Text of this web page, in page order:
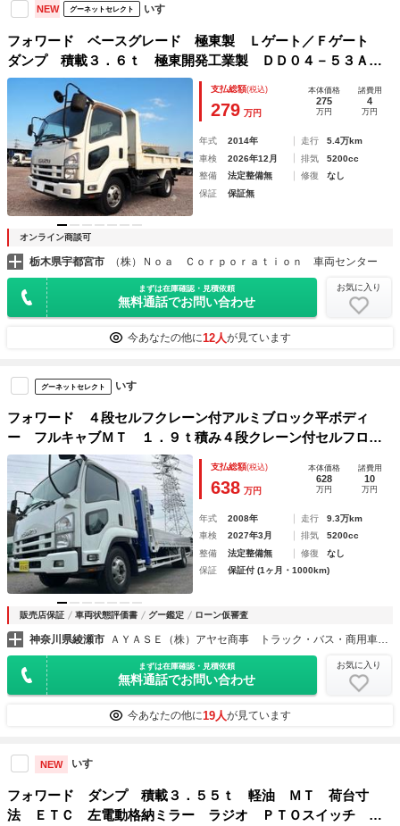
NEW グーネットセレクト いすゞ
フォワード ベースグレード 極東製 Ｌゲート／Ｆゲート
ダンプ 積載３．６ｔ 極東開発工業製 ＤＤ０４－５３Ａ
コボレーン付き ＥＴＣ スムーサー ターボ１９０馬力
支払総額(税込)
279 万円
本体価格
275
万円
諸費用
4
万円
年式 2014年 走行
5.4万km
車検
2026年12月 排気
5200cc
整備
法定整備無 修復
なし
保証
保証無
オンライン商談可
栃木県宇都宮市 （株）Ｎｏａ Ｃｏｒｐｏｒａｔｉｏｎ 車両センター
まずは在庫確認・見積依頼
無料通話でお問い合わせ
お気に入り
今あなたの他に12人が見ています
グーネットセレクト いすゞ
フォワード ４段セルフクレーン付アルミブロック平ボディ
ー フルキャブＭＴ １．９ｔ積み４段クレーン付セルフロー
ダー平アルミブロック ベッド付フルキャブ車 ６速ＭＴ 車
検Ｒ９年３月１１日 全塗装済 荷台内寸長５４０幅２１６高
４０ｃｍ タダノ製４段ブーム ラジコン付 フックイン
支払総額(税込)
638 万円
本体価格
628
万円
諸費用
10
万円
年式 2008年 走行
9.3万km
車検
2027年3月 排気
5200cc
整備
法定整備無 修復
なし
保証
保証付 (1ヶ月・1000km)
販売店保証 車両状態評価書 グー鑑定 ローン仮審査
神奈川県綾瀬市 ＡＹＡＳＥ（株）アヤセ商事 トラック・バス・商用車専門店
まずは在庫確認・見積依頼
無料通話でお問い合わせ
お気に入り
今あなたの他に19人が見ています
NEW いすゞ
フォワード ダンプ 積載３．５５ｔ 軽油 ＭＴ 荷台寸
法 ＥＴＣ 左電動格納ミラー ラジオ ＰＴＯスイッチ エ